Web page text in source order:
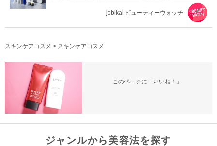
jobikai ビューティーウォッチ
スキンケアコスメ > スキンケアコスメ
このページに「いいね！」
ジャンルから美容法を探す